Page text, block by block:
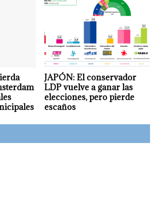
JAPÓN: El conservador
LDP vuelve a ganar las
elecciones, pero pierde
escaños